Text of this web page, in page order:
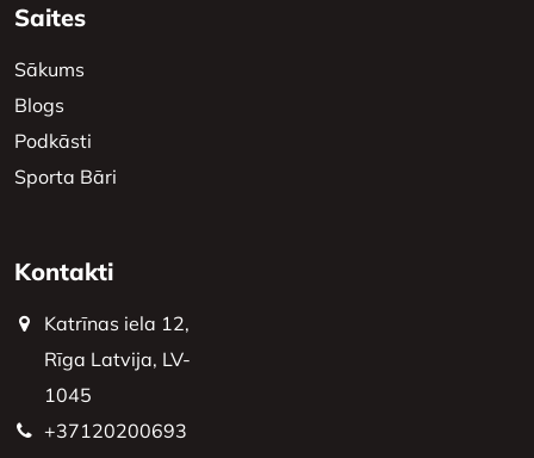
Saites
Sākums
Blogs
Podkāsti
Sporta Bāri
Kontakti
Katrīnas iela 12,
Rīga Latvija, LV-
1045
+37120200693